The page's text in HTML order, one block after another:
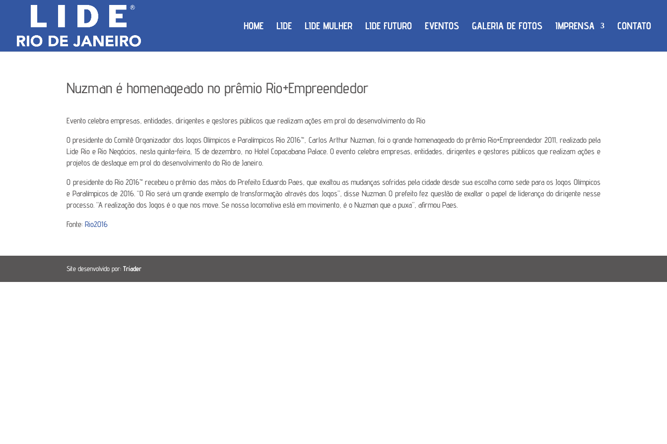
HOME LIDE LIDE MULHER LIDE FUTURO EVENTOS GALERIA DE FOTOS IMPRENSA CONTATO
Nuzman é homenageado no prêmio Rio+Empreendedor
Evento celebra empresas, entidades, dirigentes e gestores públicos que realizam ações em prol do desenvolvimento do Rio
O presidente do Comitê Organizador dos Jogos Olímpicos e Paralímpicos Rio 2016™, Carlos Arthur Nuzman, foi o grande homenageado do prêmio Rio+Empreendedor 2011, realizado pela
Lide Rio e Rio Negócios, nesta quinta-feira, 15 de dezembro, no Hotel Copacabana Palace. O evento celebra empresas, entidades, dirigentes e gestores públicos que realizam ações e
projetos de destaque em prol do desenvolvimento do Rio de Janeiro.
O presidente do Rio 2016™ recebeu o prêmio das mãos do Prefeito Eduardo Paes, que exaltou as mudanças sofridas pela cidade desde sua escolha como sede para os Jogos Olímpicos
e Paralímpicos de 2016. “O Rio será um grande exemplo de transformação através dos Jogos”, disse Nuzman. O prefeito fez questão de exaltar o papel de liderança do dirigente nesse
processo. “A realização dos Jogos é o que nos move. Se nossa locomotiva está em movimento, é o Nuzman que a puxa”, afirmou Paes.
Fonte:Rio2016
Site desenvolvido por:Tríader